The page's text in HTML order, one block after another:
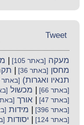
Tweet
מעקה [באתר 105]
מחסן [באתר 36]
תנאיו ואגרות) [באתר 22]
[באתר 66] מכשול
[באתר 47] |אורך [באתר
[באתר 396] מידות
[באתר 124] יסודות